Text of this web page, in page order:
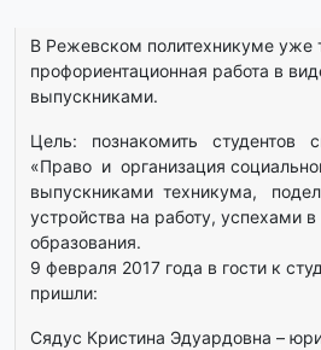
В Режевском политехникуме уже
профориентационная работа в
выпускниками.
Цель: познакомить студентов
«Право и организация
выпускниками техникума,
устройства на работу, успехами
образования.
9 февраля 2017 года в гости к
пришли:
Сядус Кристина Эдуардовна –